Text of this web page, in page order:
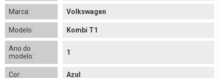
Marca: Volkswagen
Modelo: Kombi T1
Ano do
modelo:
1
Cor: Azul